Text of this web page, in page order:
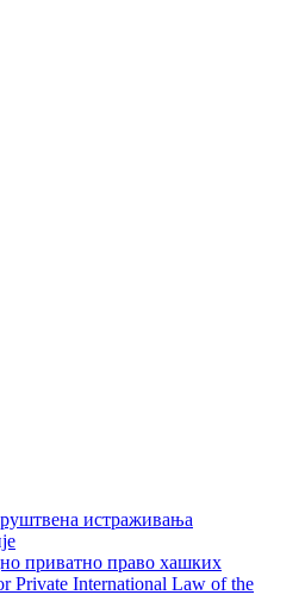
истраживања
приватно право хашких
Private International Law of the